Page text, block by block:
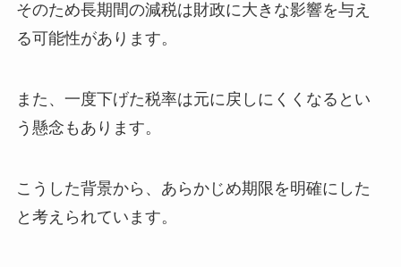
そのため長期間の減税は財政に大きな影響を与え
る可能性があります。
また、一度下げた税率は元に戻しにくくなるとい
う懸念もあります。
こうした背景から、あらかじめ期限を明確にした
と考えられています。